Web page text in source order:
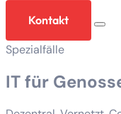
Kontakt
Spezialfälle
IT für